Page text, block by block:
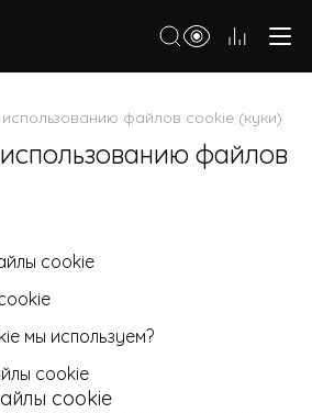
машины
файлов cookie (куки)
файлов
cookie
мы используем?
cookie
cookie